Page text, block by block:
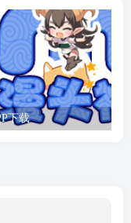
下载